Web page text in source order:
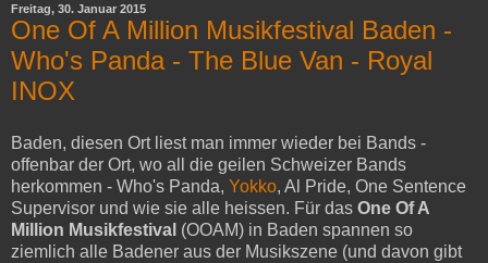
Freitag, 30. Januar 2015
One Of A Million Musikfestival Baden -
Who's Panda - The Blue Van - Royal
INOX
Baden, diesen Ort liest man immer wieder bei Bands -
offenbar der Ort, wo all die geilen Schweizer Bands
herkommen - Who's Panda, Yokko, Al Pride, One Sentence
Supervisor und wie sie alle heissen. Für das One Of A
Million Musikfestival (OOAM) in Baden spannen so
ziemlich alle Badener aus der Musikszene (und davon gibt